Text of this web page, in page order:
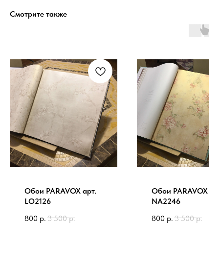
Смотрите также
Обои PARAVOX арт.
LO2126
800 р. 3 500 р.
Обои PARAVOX
NA2246
800 р. 3 500 р.